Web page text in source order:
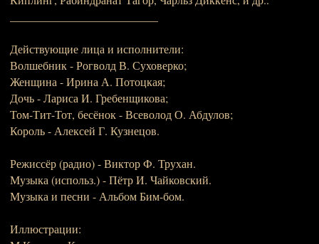
Действующие лица и исполнители:
Волшебник - Рогволд В. Суховерко;
Женщина - Ирина А. Потоцкая;
Дочь - Лариса И. Гребенщикова;
Том-Тит-Тот, бесёнок - Всеволод О. Абдулов;
Король - Алексей Г. Кузнецов.
Режиссёр (радио) - Виктор Ф. Трухан.
Музыка (использ.) - Пётр И. Чайковский.
Музыка и песни - Альбом Бим-бом.
Иллюстрации: